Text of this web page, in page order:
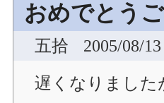
おめでとう
五拾
2005/08/
遅くなりました